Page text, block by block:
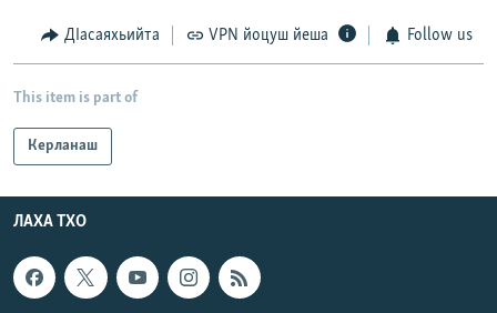
ДIасаяхьийта VPN йоцуш йеша Follow us
This item is part of
Керланаш
ЛАХА ТХО